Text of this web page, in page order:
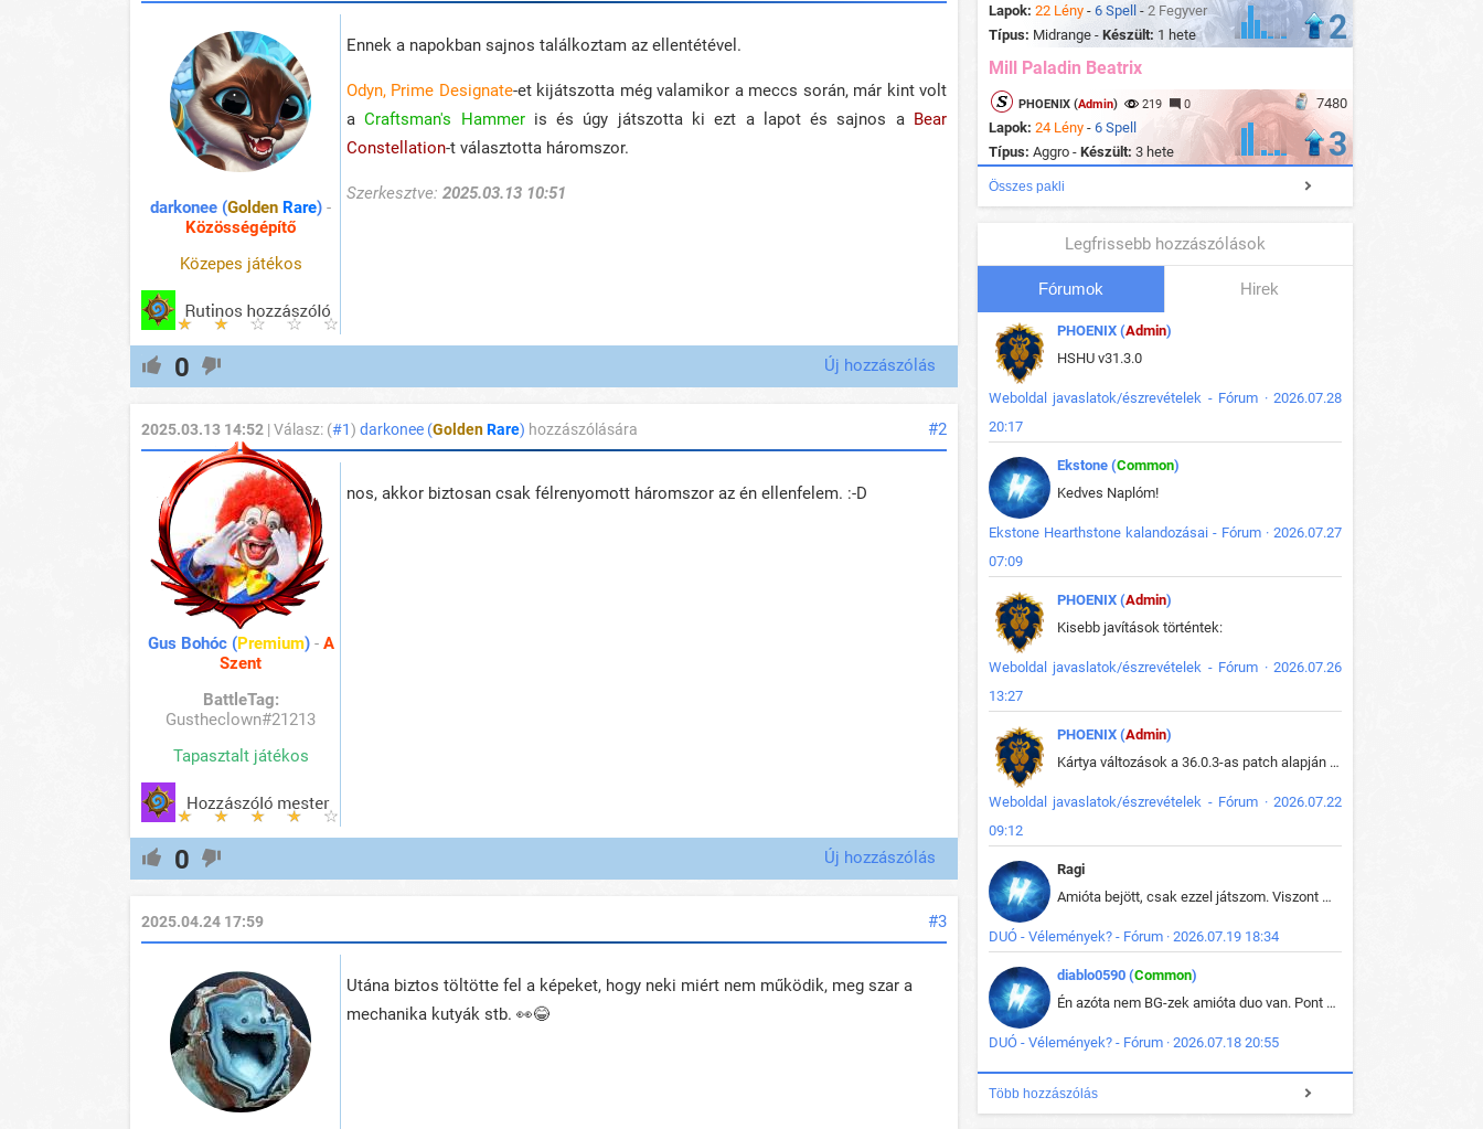
darkonee (Golden Rare) -
Közösségépítő
Közepes játékos
Ennek a napokban sajnos találkoztam az ellentétével.
Odyn, Prime Designate-et kijátszotta még valamikor a meccs során, már kint volt
aCraftsman's Hammeris és úgy játszotta ki ezt a lapot és sajnos a Bear
Constellation-t választotta háromszor.
Szerkesztve: 2025.03.13 10:51
0 Új hozzászólás
#2
2025.03.13 14:52 | Válasz: (#1) darkonee (GoldenRare) hozzászólására
Gus Bohóc (Premium)- A
Szent
BattleTag:
Gustheclown#21213
Tapasztalt játékos
nos, akkor biztosan csak félrenyomott háromszor az én ellenfelem. :-D
0 Új hozzászólás
#3
2025.04.24 17:59
Utána biztos töltötte fel a képeket, hogy neki miért nem működik, meg szar a
mechanika kutyák stb. 👀😂
Lapok: 22 Lény - 6 Spell - 2 Fegyver
Típus: Midrange - Készült: 1 hete 2
Mill Paladin Beatrix
7480
PHOENIX (Admin) 219 0
Lapok: 24 Lény - 6 Spell
Típus: Aggro - Készült: 3 hete 3
Összes pakli
Legfrissebb hozzászólások
Fórumok Hirek
PHOENIX (Admin)
HSHU v31.3.0
Weboldal javaslatok/észrevételek - Fórum · 2026.07.28
20:17
Ekstone (Common)
Kedves Naplóm!
Ekstone Hearthstone kalandozásai - Fórum · 2026.07.27
07:09
PHOENIX (Admin)
Kisebb javítások történtek:
Weboldal javaslatok/észrevételek - Fórum · 2026.07.26
13:27
PHOENIX (Admin)
Kártya változások a 36.0.3-as patch alapján frissítve az adatbázisban (képek is cserélve).
Weboldal javaslatok/észrevételek - Fórum · 2026.07.22
09:12
Ragi
Amióta bejött, csak ezzel játszom. Viszont mint minden más - akár az alapjáték is, ez is baromira összetett lett. Néha már pár kör után is esélytelen az egész. Vagy irreállisan túltápol valaki, vagy lelép a partner, vagy csak hülye mint a segg. És amikor eljönne az én időm, na akkor jön el mindenki másé is. Engem jobban érdekelne, hogy ki milyen ratingen szokott játszani. Na ez lenne egy érdekes adat.
DUÓ - Vélemények? - Fórum · 2026.07.19 18:34
diablo0590 (Common)
Én azóta nem BG-zek amióta duo van. Pont azt szerettem benne, hogy rajtam múlik mi történik, nem pedig a társamon. Kérem vissza a régi BG-t :D
DUÓ - Vélemények? - Fórum · 2026.07.18 20:55
Több hozzászólás